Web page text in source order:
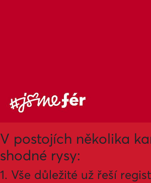
V postojích několika
shodné rysy:
1. Vše důležité už řeší